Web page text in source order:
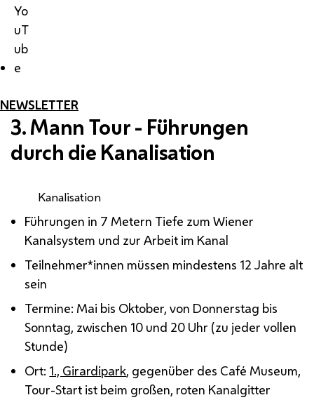
Yo
uT
ub
e
NEWSLETTER
3. Mann Tour - Führungen
durch die Kanalisation
Kanalisation
Führungen in 7 Metern Tiefe zum Wiener
Kanalsystem und zur Arbeit im Kanal
Teilnehmer*innen müssen mindestens 12 Jahre alt
sein
Termine: Mai bis Oktober, von Donnerstag bis
Sonntag, zwischen 10 und 20 Uhr (zu jeder vollen
Stunde)
Ort: 1., Girardipark, gegenüber des Café Museum,
Tour-Start ist beim großen, roten Kanalgitter